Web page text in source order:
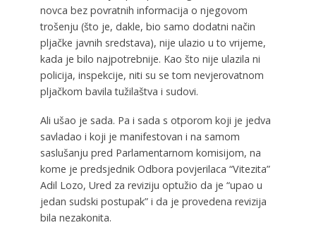
novca bez povratnih informacija o njegovom
trošenju (što je, dakle, bio samo dodatni način
pljačke javnih sredstava), nije ulazio u to vrijeme,
kada je bilo najpotrebnije. Kao što nije ulazila ni
policija, inspekcije, niti su se tom nevjerovatnom
pljačkom bavila tužilaštva i sudovi.
Ali ušao je sada. Pa i sada s otporom koji je jedva
savladao i koji je manifestovan i na samom
saslušanju pred Parlamentarnom komisijom, na
kome je predsjednik Odbora povjerilaca “Vitezita”
Adil Lozo, Ured za reviziju optužio da je “upao u
jedan sudski postupak” i da je provedena revizija
bila nezakonita.